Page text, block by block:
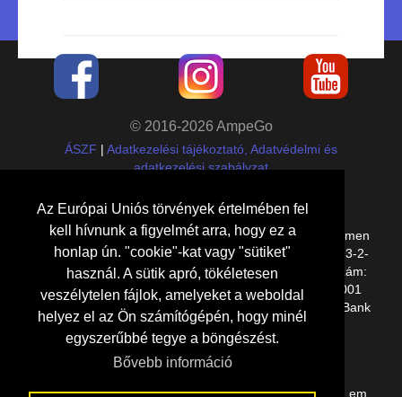
Az Európai Uniós törvények értelmében fel
kell hívnunk a figyelmét arra, hogy ez a
honlap ún. "cookie"-kat vagy "sütiket"
használ. A sütik apró, tökéletesen
veszélytelen fájlok, amelyeket a weboldal
helyez el az Ön számítógépén, hogy minél
egyszerűbbé tegye a böngészést.
Bővebb információ
© 2016-2026 AmpeGo
ÁSZF | Adatkezelési tájékoztató, Adatvédelmi és
adatkezelési szabályzat
Cégadatok
Etalon Group Kft., 8000 Székesfehérvár
Kelemen
Béla utca 14/A E lph. 1. em. 11.
, adószám:
27109023-2-
cégjegyzékszám: 07-09-030494, bankszámlaszám:
10918001-00000130-24130002, IBAN: HU19 1091 8001
0000 0130 2413 0002, SWIFT: BACXHUHB (UniCredit Bank
Hungary Zrt.)
Elérhetőségeink
8000 Székesfehérvár, Kelemen Béla utca 14/A E lph. 1. em.